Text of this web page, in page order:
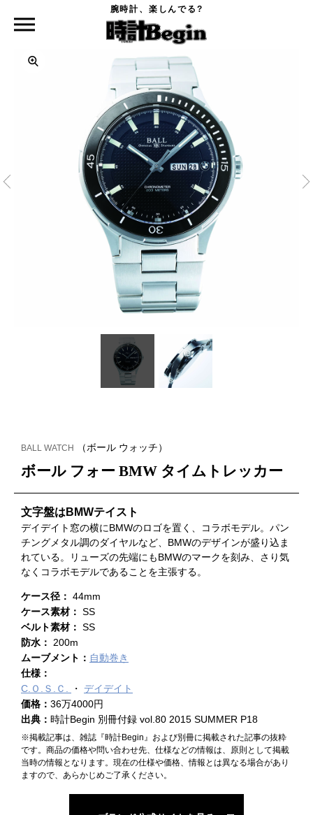
腕時計、楽しんでる?
BALL WATCH ボール フォー BMW タイムトレッカー
BALL WATCH （ボール ウォッチ）
ボール フォー BMW タイムトレッカー
文字盤はBMWテイスト
デイデイト窓の横にBMWのロゴを置く、コラボモデル。パン
チングメタル調のダイヤルなど、BMWのデザインが盛り込ま
れている。リューズの先端にもBMWのマークを刻み、さり気
なくコラボモデルであることを主張する。
ケース径： 44mm
ケース素材： SS
ベルト素材： SS
防水： 200m
ムーブメント： 自動巻き
仕様：
C.Ｏ.Ｓ.Ｃ.
デイデイト
価格： 36万4000円
出典： 時計Begin 別冊付録 vol.80 2015 SUMMER P18
※掲載記事は、雑誌『時計Begin』および別冊に掲載された記事の抜粋
です。商品の価格や問い合わせ先、仕様などの情報は、原則として掲載
当時の情報となります。現在の仕様や価格、情報とは異なる場合があり
ますので、あらかじめご了承ください。